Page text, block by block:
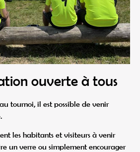
ouverte à tous
tournoi, il est possible de venir
les habitants et visiteurs à venir
un verre ou simplement encourager